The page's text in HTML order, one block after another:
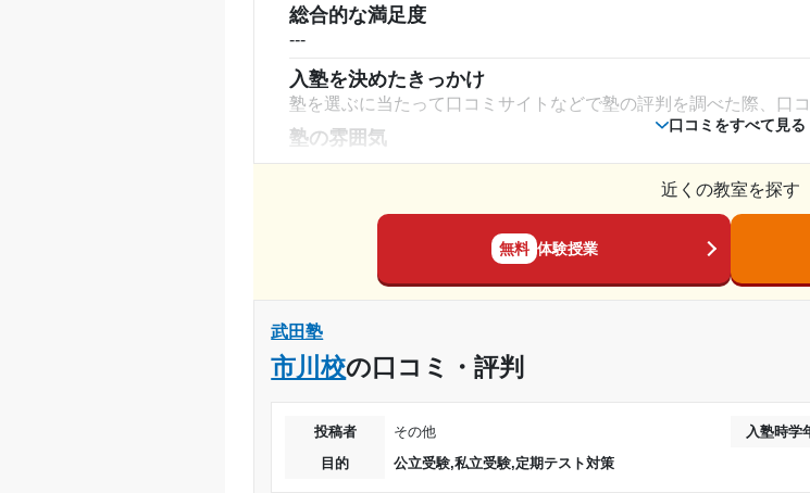
※料金は口コミされた方が支払った金額の目安です。実際の料金とは異なる可能性がございます
授業以外のサポート
面接練習とかもしてくれた。勉強の内容はもちろんのこと、それ
利用詳細
通塾期間 2021年8月〜2022年2月(7
受講コース 通年
1日あたりの授業時間
月額料金
目的の達成度
口コミをすべて見る
総合的な満足度
---
入塾を決めたきっかけ
塾を選ぶに当たって口コミサイトなどで塾の評判を調べた際、口
塾の雰囲気
学生が講師をやっていて、週に1時間しか授業がないことを考え
が答えるといった方法なのでもう少し安くてもいいと思う。
コース・カリキュラム
もできるのはよかった。
講師の教え方
塾内の環境
コピー機が使い放題なのは良かった。また過去問は比較的多くの
近くの教室を探す
無料 体験授業
武田塾
市川校の口コミ・評判
投稿者 その他 入塾時学
目的
公立受験,私立受験,定期テスト対策